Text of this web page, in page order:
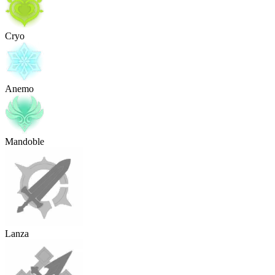
Cryo
Anemo
Mandoble
Lanza